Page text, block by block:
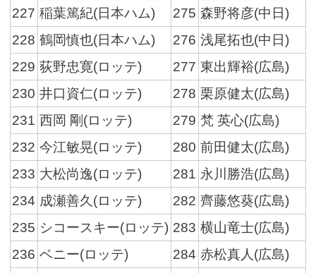
227 稲葉篤紀(日本ハム) 275 森野将彦(中日)
228 鶴岡慎也(日本ハム) 276 浅尾拓也(中日)
229 荻野忠寛(ロッテ) 277 東出輝裕(広島)
230 井口資仁(ロッテ) 278 栗原健太(広島)
231 西岡 剛(ロッテ) 279 梵 英心(広島)
232 今江敏晃(ロッテ) 280 前田健太(広島)
233 大松尚逸(ロッテ) 281 永川勝浩(広島)
234 成瀬善久(ロッテ) 282 齊藤悠葵(広島)
235 シコースキー(ロッテ) 283 横山竜士(広島)
236 ベニー(ロッテ) 284 赤松真人(広島)